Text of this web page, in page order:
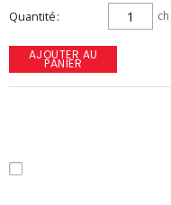
Quantité ch
AJOUTER AU
PANIER